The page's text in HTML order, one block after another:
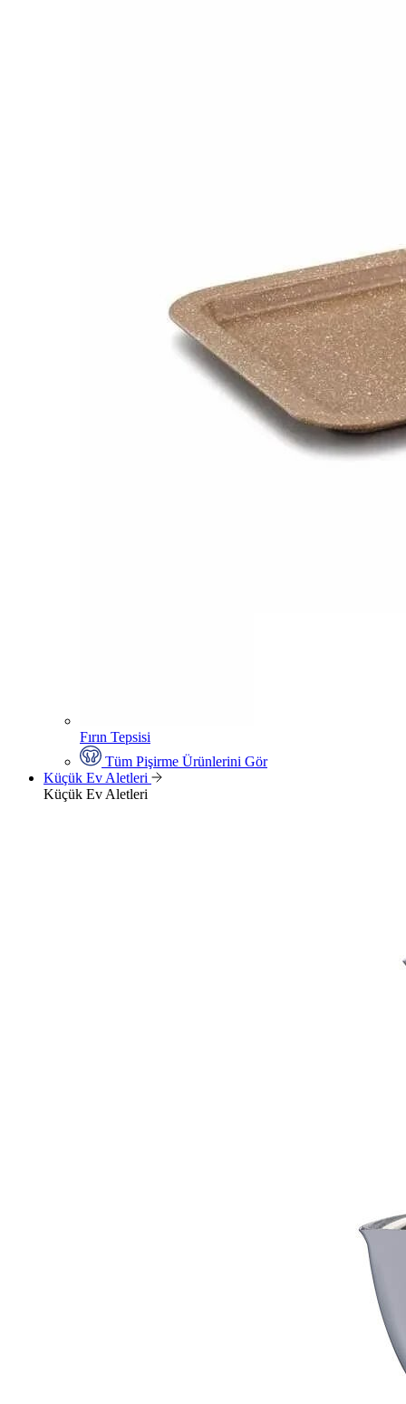
Fırın Tepsisi
Tüm Pişirme Ürünlerini Gör
Küçük Ev Aletleri
Küçük Ev Aletleri